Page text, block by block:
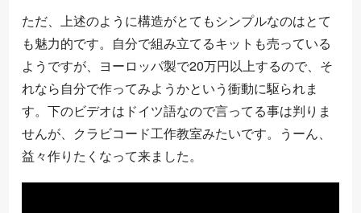
ただ、上述のように構造がとてもシンプルなのはとて
も魅力的です。自分で組み立てるキットも売っている
ようですが、ヨーロッパ製で20万円以上するので、そ
れなら自分で作ってみようかという衝動に駆られま
す。下のビデオはドイツ語なので言ってる事は判りま
せんが、クラビコード工作教室みたいです。うーん、
益々作りたくなって来ました。